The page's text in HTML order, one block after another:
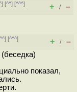
] [^^] [^^^]
+ / –
^^] [^^^]
+ / –
показал,